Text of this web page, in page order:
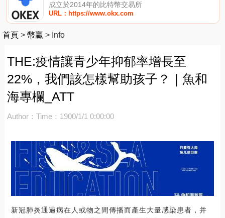
成立於2014年的比特幣交易所
URL：https://www.okx.com
首頁 > 幣贏 > Info
THE:疫情讓青少年抑郁率增長至
22%，我們該怎樣幫助孩子？｜魚和
海專欄_ATT
Author： Time：1900/1/1 0:00:00
新冠肺炎通過病在人或物之間傳播而產生大量感染患者，并